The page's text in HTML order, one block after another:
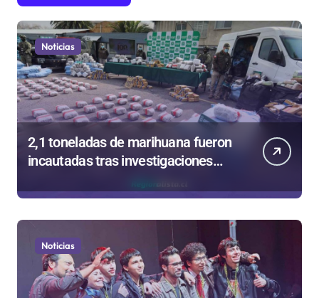
Noticias
2,1 toneladas de marihuana fueron
incautadas tras investigaciones
Noticias